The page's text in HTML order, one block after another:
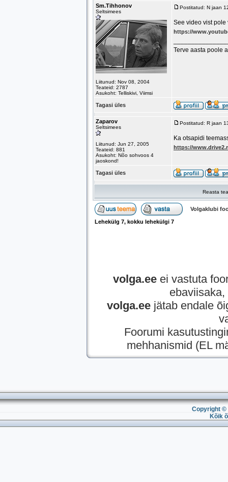
Sm.Tihhonov
Seltsimees
Liitunud: Nov 08, 2004
Teateid: 2787
Asukoht: Telliskivi, Viimsi
Postitatud: N jaan
See video vist pole
https://
Terve aasta poole
Tagasi üles
Zaparov
Seltsimees
Liitunud: Jun 27, 2005
Teateid: 881
Asukoht: Nõo sohvoos 4
jaoskond!
Postitatud: R jaan
Ka otsapidi
https://
Tagasi üles
Reasta
Volgaklubi
Lehekülg 7, kokku lehekülgi 7
volga.eeei vastuta
volga.ee jätab endale
Foorumi
mehhanismid (EL
Copyright ©
Kõik